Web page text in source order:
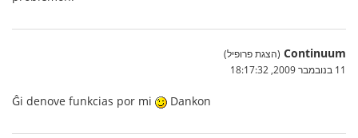
Continuum (הצגת פרופיל)
11 בנובמבר 2009, 18:17:32
Ĝi denove funkcias por mi Dankon